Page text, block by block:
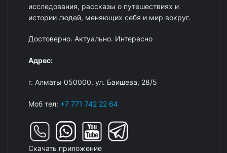
исследования, рассказы о путешествиях и
истории людей, меняющих себя и мир вокруг.
Достоверно. Актуально. Интересно
Адрес:
г. Алматы 050000, ул. Баишева, 28/5
Моб тел: +7 771 742 22 64
Скачать приложение